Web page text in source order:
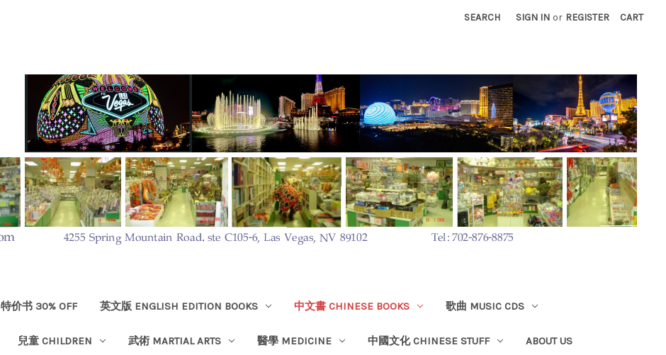
SEARCH SIGN IN or REGISTER CART
特价书 30% OFF 英文版 ENGLISH EDITION BOOKS 中文書 CHINESE BOOKS 歌曲 MUSIC CDS
兒童 CHILDREN 武術 MARTIAL ARTS 醫學 MEDICINE 中國文化 CHINESE STUFF ABOUT US